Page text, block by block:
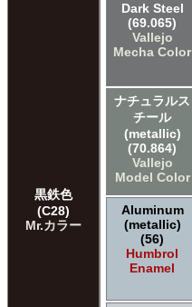
黒鉄色
(C28)
Mr.カラー
Dark Steel
(69.065)
Vallejo
Mecha Color
ナチュラルス
チール
(metallic)
(70.864)
Vallejo
Model Color
Aluminum
(metallic)
(56)
Humbrol
Enamel